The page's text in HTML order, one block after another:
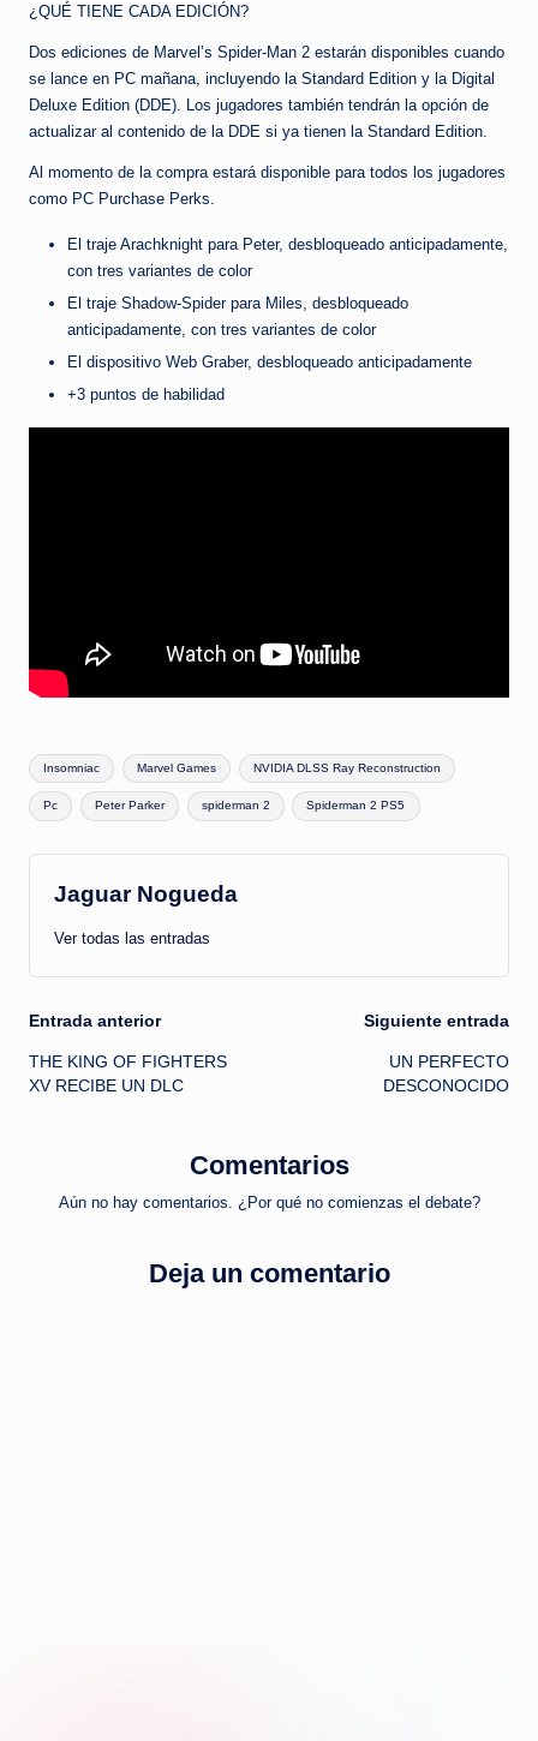
¿QUÉ TIENE CADA EDICIÓN?
Dos ediciones de Marvel’s Spider-Man 2 estarán disponibles cuando
se lance en PC mañana, incluyendo la Standard Edition y la Digital
Deluxe Edition (DDE). Los jugadores también tendrán la opción de
actualizar al contenido de la DDE si ya tienen la Standard Edition.
Al momento de la compra estará disponible para todos los jugadores
como PC Purchase Perks.
El traje Arachknight para Peter, desbloqueado anticipadamente,
con tres variantes de color
El traje Shadow-Spider para Miles, desbloqueado
anticipadamente, con tres variantes de color
El dispositivo Web Graber, desbloqueado anticipadamente
+3 puntos de habilidad
Etiquetas:
Insomniac Marvel Games NVIDIA DLSS Ray Reconstruction
Pc Peter Parker spiderman 2 Spiderman 2 PS5
Jaguar Nogueda
Ver todas las entradas
Navegación
de
Entrada anterior
THE KING OF FIGHTERS
XV RECIBE UN DLC
Siguiente entrada
UN PERFECTO
DESCONOCIDO
Comentarios
Aún no hay comentarios. ¿Por qué no comienzas el debate?
Deja un comentario